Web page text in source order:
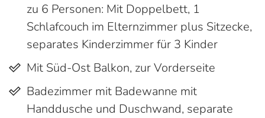
zu 6 Personen: Mit Doppelbett, 1
Schlafcouch im Elternzimmer plus Sitzecke,
separates Kinderzimmer für 3 Kinder
Mit Süd-Ost Balkon, zur Vorderseite
Badezimmer mit Badewanne mit
Handdusche und Duschwand, separate